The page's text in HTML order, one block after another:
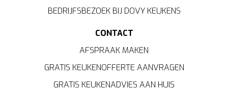
BEDRIJFSBEZOEK BIJ DOVY KEUKENS
CONTACT
AFSPRAAK MAKEN
GRATIS KEUKENOFFERTE AANVRAGEN
GRATIS KEUKENADVIES AAN HUIS